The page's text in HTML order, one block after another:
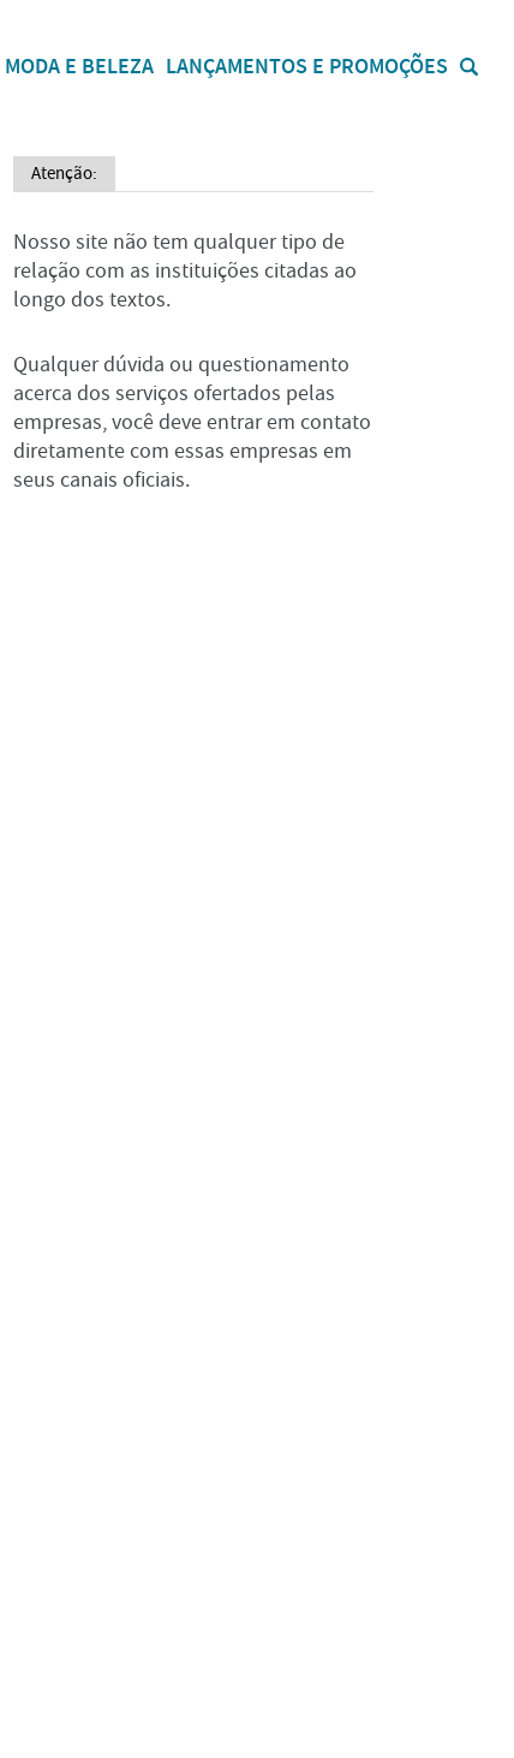
MODA E BELEZA LANÇAMENTOS E PROMOÇÕES
Atenção:
Nosso site não tem qualquer tipo de
relação com as instituições citadas ao
longo dos textos.
Qualquer dúvida ou questionamento
acerca dos serviços ofertados pelas
empresas, você deve entrar em contato
diretamente com essas empresas em
seus canais oficiais.